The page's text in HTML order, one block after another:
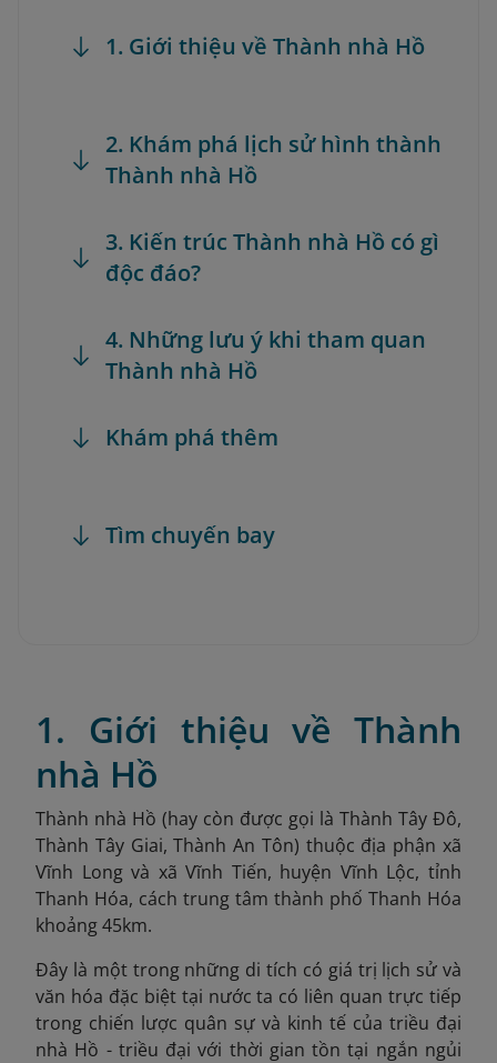
1. Giới thiệu về Thành nhà Hồ
2. Khám phá lịch sử hình thành
Thành nhà Hồ
3. Kiến trúc Thành nhà Hồ có gì
độc đáo?
4. Những lưu ý khi tham quan
Thành nhà Hồ
Khám phá thêm
Tìm chuyến bay
1. Giới thiệu về Thành
nhà Hồ
Thành nhà Hồ (hay còn được gọi là Thành Tây Đô,
Thành Tây Giai, Thành An Tôn) thuộc địa phận xã
Vĩnh Long và xã Vĩnh Tiến, huyện Vĩnh Lộc, tỉnh
Thanh Hóa, cách trung tâm thành phố Thanh Hóa
khoảng 45km.
Đây là một trong những di tích có giá trị lịch sử và
văn hóa đặc biệt tại nước ta có liên quan trực tiếp
trong chiến lược quân sự và kinh tế của triều đại
nhà Hồ - triều đại với thời gian tồn tại ngắn ngủi